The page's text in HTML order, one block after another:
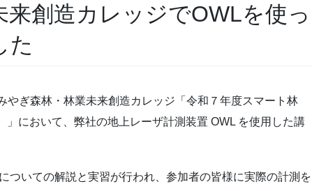
創造カレッジでOWLを使っ
た
やぎ森林・林業未来創造カレッジ「令和７年度スマート林
において、弊社の地上レーザ計測装置 OWL を使用した講
ついての解説と実習が行われ、参加者の皆様に実際の計測を